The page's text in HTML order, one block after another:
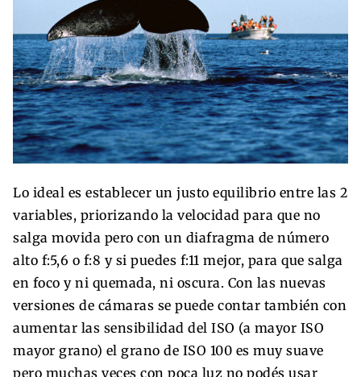
Lo ideal es establecer un justo equilibrio entre las 2
variables, priorizando la velocidad para que no
salga movida pero con un diafragma de número
alto f:5,6 o f:8 y si puedes f:11 mejor, para que salga
en foco y ni quemada, ni oscura. Con las nuevas
versiones de cámaras se puede contar también con
aumentar las sensibilidad del ISO (a mayor ISO
mayor grano) el grano de ISO 100 es muy suave
pero muchas veces con poca luz no podés usar